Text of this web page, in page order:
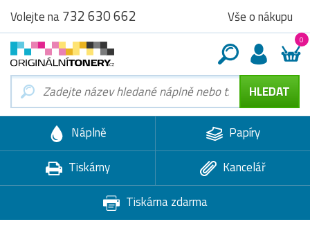
Volejte na732 630 662 Vše o nákupu
0
Náplně
Papíry
Tiskárny
Kancelář
Tiskárna zdarma